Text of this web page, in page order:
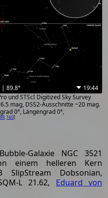
| 89.8°
19:44
und STScI Digitized Sky Survey
mag, DSS2-Ausschnitte ~20 mag.
0°, Längengrad 0°,
, 160]
Galaxie NGC 3521
einem helleren Kern
Dobsonian,
L 21.62, Eduard von